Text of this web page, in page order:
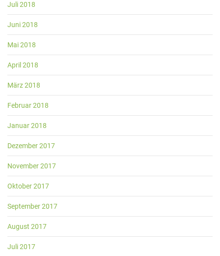
Juli 2018
Juni 2018
Mai 2018
April 2018
März 2018
Februar 2018
Januar 2018
Dezember 2017
November 2017
Oktober 2017
September 2017
August 2017
Juli 2017